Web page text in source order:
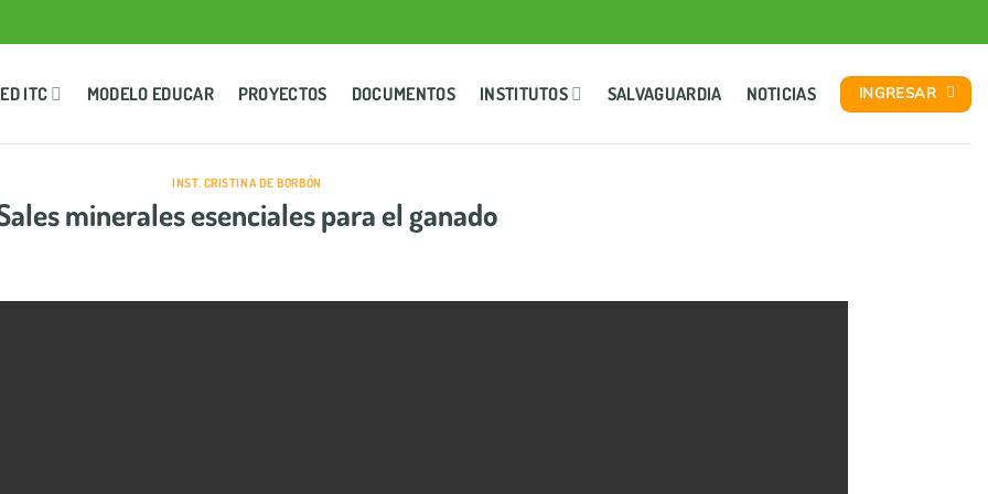
ITC MODELO EDUCAR PROYECTOS DOCUMENTOS INSTITUTOS SALVAGUARDIA NOTICIAS INGRESAR
INST. CRISTINA DE BORBÓN
minerales esenciales para el ganado